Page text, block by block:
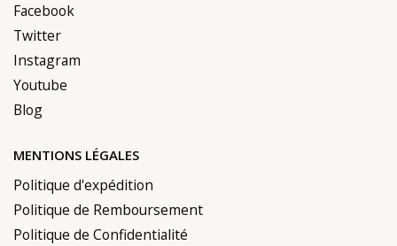
Facebook
Twitter
Instagram
Youtube
Blog
MENTIONS LÉGALES
Politique d'expédition
Politique de Remboursement
Politique de Confidentialité